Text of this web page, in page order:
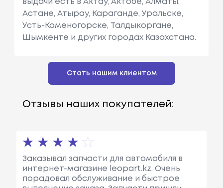
выдачи есть в Актау, Актобе, Алматы,
Астане, Атырау, Караганде, Уральске,
Усть-Каменогорске, Талдыкоргане,
Шымкенте и других городах Казахстана.
Стать нашим клиентом
Отзывы наших покупателей:
Заказывал запчасти для автомобиля в
интернет-магазине leopart.kz. Очень
порадовал обслуживание и быстрое